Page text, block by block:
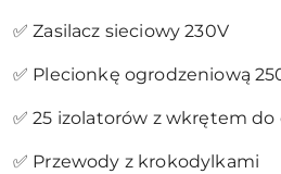
✅ Zasilacz sieciowy 230V
✅ Plecionkę ogrodzeniową
✅ 25 izolatorów z wkrętem do
✅ Przewody z krokodylkami